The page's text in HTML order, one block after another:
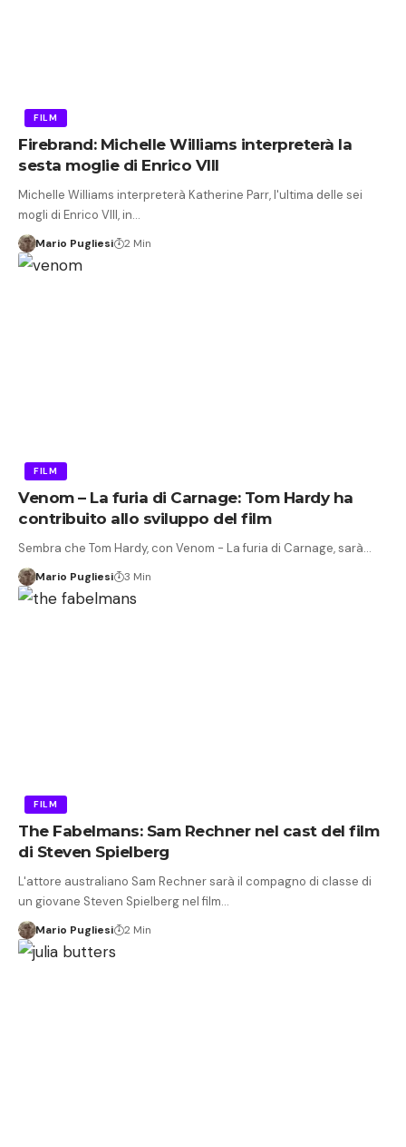
FILM
Firebrand: Michelle Williams interpreterà la
sesta moglie di Enrico VIII
Michelle Williams interpreterà Katherine Parr, l'ultima delle sei
mogli di Enrico VIII, in…
Mario Pugliesi 2 Min
FILM
Venom – La furia di Carnage: Tom Hardy ha
contribuito allo sviluppo del film
Sembra che Tom Hardy, con Venom - La furia di Carnage, sarà…
Mario Pugliesi 3 Min
FILM
The Fabelmans: Sam Rechner nel cast del film
di Steven Spielberg
L'attore australiano Sam Rechner sarà il compagno di classe di
un giovane Steven Spielberg nel film…
Mario Pugliesi 2 Min